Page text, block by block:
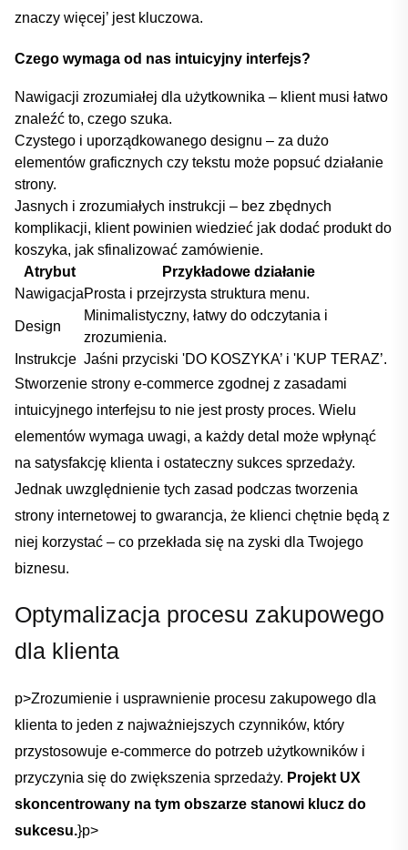
znaczy więcej’ ‍jest ‌kluczowa.
Czego wymaga od nas⁣ intuicyjny interfejs?
Nawigacji zrozumiałej dla użytkownika ‌– klient‌ musi łatwo
znaleźć ​to, czego szuka.
Czystego i uporządkowanego designu ‍–⁤ za ⁤dużo
elementów graficznych⁤ czy tekstu ⁤może popsuć działanie
strony.
Jasnych i zrozumiałych⁢ instrukcji – bez‌ zbędnych​
komplikacji, klient powinien⁤ wiedzieć⁣ jak ​dodać produkt ⁤do
⁢koszyka, jak ⁣sfinalizować ⁣zamówienie.
Atrybut
Przykładowe ⁤działanie
NawigacjaProsta i⁢ przejrzysta struktura ⁢menu.
Design
Minimalistyczny, łatwy do odczytania i‍
zrozumienia.
Instrukcje Jaśni⁢ przyciski 'DO KOSZYKA’ i 'KUP TERAZ’.
Stworzenie strony e-commerce‌ zgodnej z zasadami⁤
intuicyjnego interfejsu to⁣ nie jest prosty⁢ proces. Wielu
elementów wymaga uwagi, a każdy detal⁢ może wpłynąć
na satysfakcję klienta i ostateczny sukces sprzedaży.
Jednak uwzględnienie tych ⁣zasad podczas tworzenia
strony internetowej to gwarancja,‌ że klienci⁤ chętnie będą⁣ z
niej korzystać – co przekłada się na zyski dla Twojego⁢
biznesu.
Optymalizacja ‌procesu ​zakupowego
⁢dla ​klienta
p>Zrozumienie i usprawnienie⁤ procesu⁢ zakupowego dla
klienta to jeden z najważniejszych czynników, który
przystosowuje e-commerce do⁢ potrzeb ⁣użytkowników i
przyczynia się​ do zwiększenia ‌sprzedaży. Projekt UX⁢
skoncentrowany na tym obszarze ​stanowi⁤ klucz do​
sukcesu.}p>